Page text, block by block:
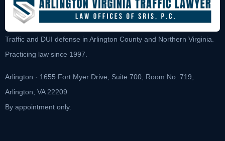
Traffic and DUI defense in Arlington County and Northern Virginia.
Practicing law since 1997.
Arlington · 1655 Fort Myer Drive, Suite 700, Room No. 719,
Arlington, VA 22209
By appointment only.